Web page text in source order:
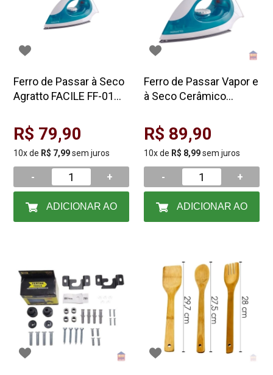
Ferro de Passar à Seco
Agratto FACILE FF-01
R$ 79,90
10x de R$ 7,99sem juros
- +
Ferro de Passar Vapor e
à Seco Cerâmico
127V
R$ 89,90
10x de R$ 8,99sem juros
- +